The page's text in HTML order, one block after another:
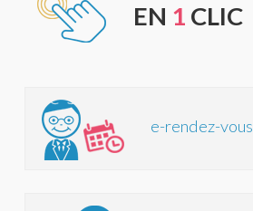
EN 1 CLIC
e-rendez-vous